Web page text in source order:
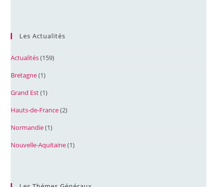
Les Actualités
Actualités(159)
Bretagne(1)
Grand Est(1)
Hauts-de-France(2)
Normandie(1)
Nouvelle-Aquitaine(1)